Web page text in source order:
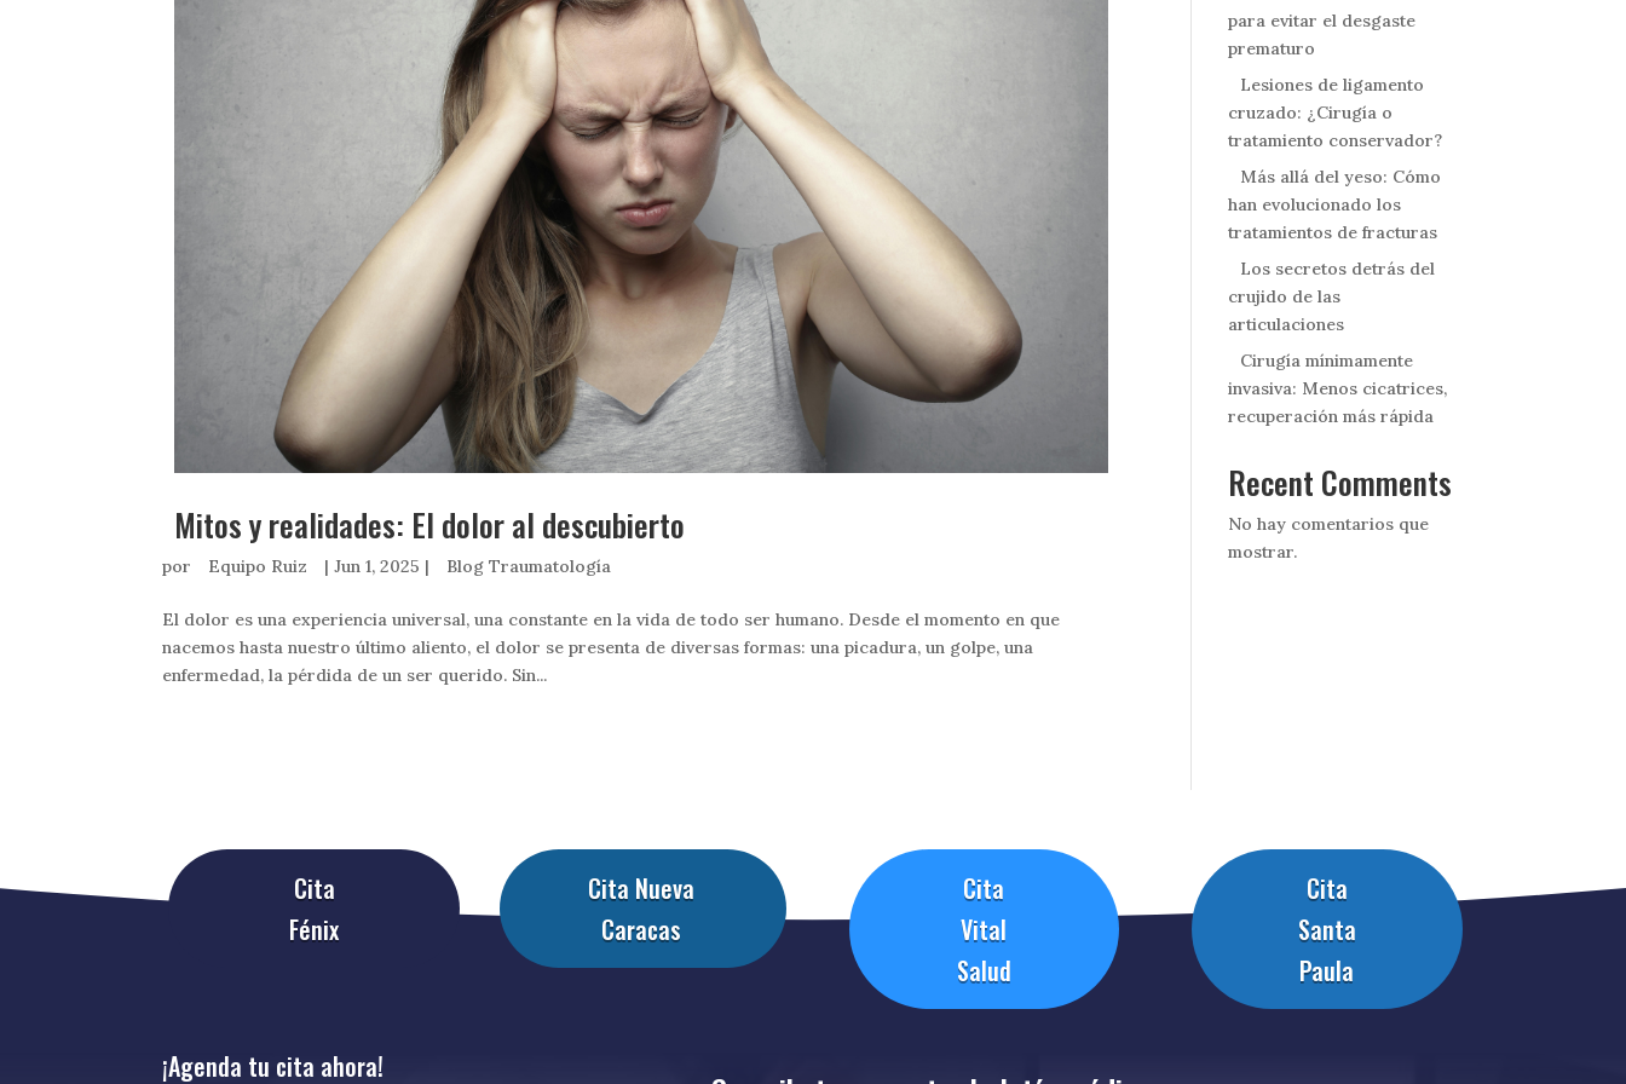
Mitos y realidades: El dolor al descubierto
por Equipo Ruiz |Jun 1, 2025 | Blog Traumatología
El dolor es una experiencia universal, una constante en la vida de todo ser humano. Desde el momento en que
nacemos hasta nuestro último aliento, el dolor se presenta de diversas formas: una picadura, un golpe, una
enfermedad, la pérdida de un ser querido. Sin...
para evitar el desgaste
prematuro
Lesiones de ligamento
cruzado: ¿Cirugía o
tratamiento conservador?
Más allá del yeso: Cómo
han evolucionado los
tratamientos de fracturas
Los secretos detrás del
crujido de las
articulaciones
Cirugía mínimamente
invasiva: Menos cicatrices,
recuperación más rápida
Recent Comments
No hay comentarios que
mostrar.
Cita
Fénix
Cita Nueva
Caracas
Cita
Vital
Salud
Cita
Santa
Paula
¡Agenda tu cita ahora!